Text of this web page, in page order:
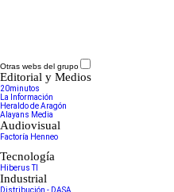
Otras webs del grupo
Editorial y Medios
20minutos
La Información
Heraldo de Aragón
Alayans Media
Audiovisual
Factoría Henneo
Tecnología
Hiberus TI
Industrial
Distribución - DASA